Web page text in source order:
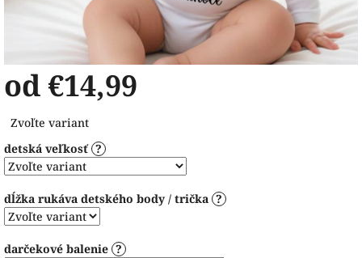
od €14,99
cena:
Zvoľte variant
detská veľkosť ?
dĺžka rukáva detského body / trička ?
darčekové balenie ?